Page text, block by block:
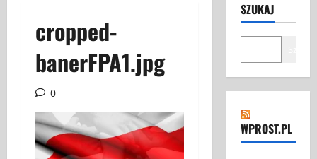
cropped-
banerFPA1.jpg
0
SZUKAJ
WPROST.PL